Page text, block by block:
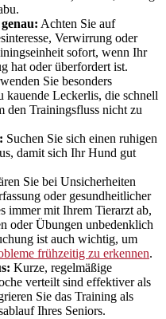
Achten Sie auf
Verwirrung oder
sofort, wenn Ihr
hat oder überfordert ist.
Sie besonders
kauende Leckerlis, die schnell
den Trainingsfluss nicht zu
Suchen Sie sich einen ruhigen
damit sich Ihr Hund gut
Sie bei Unsicherheiten
oder gesundheitlicher
immer mit Ihrem Tierarzt ab,
oder Übungen unbedenklich
ist auch wichtig, um
frühzeitig zu erkennen.
Kurze, regelmäßige
verteilt sind effektiver als
Sie das Training als
Ihres Seniors.